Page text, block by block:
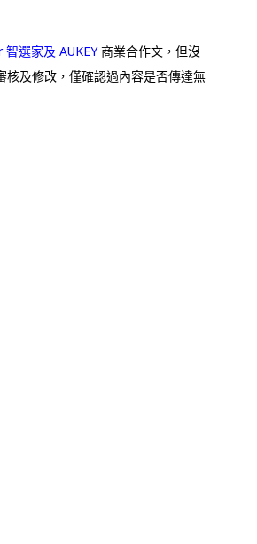
智選家及 AUKEY商業合作文，但沒
核及修改，僅確認過內容是否傳達無